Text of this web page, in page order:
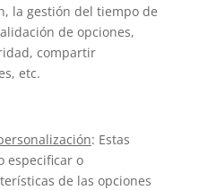
la gestión del tiempo de
de opciones,
compartir
etc.
: Estas
especificar o
de las opciones